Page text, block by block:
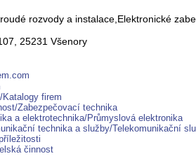
rozvody a instalace,Elektronické
25231 Všenory
firem
Zabezpečovací technika
a elektrotechnika/Průmyslová elektronika
technika a služby/Telekomunikační
činnost